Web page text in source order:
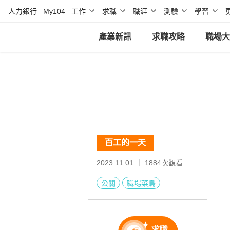
人力銀行 My104 工作 求職 職涯 測驗 學習
產業新訊 求職攻略 職場
百工的一天
2023.11.01 ｜ 1884次觀看
公關 職場菜鳥